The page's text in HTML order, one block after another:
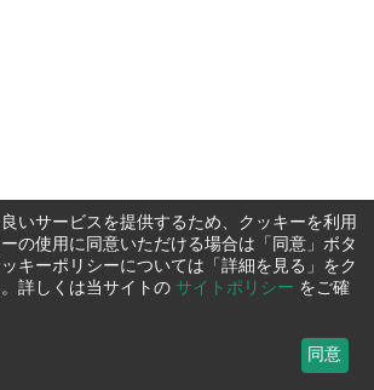
いサービスを提供するため、クッキーを利用
の使用に同意いただける場合は「同意」ボタ
キーポリシーについては「詳細を見る」をク
詳しくは当サイトの サイトポリシー をご確
同意